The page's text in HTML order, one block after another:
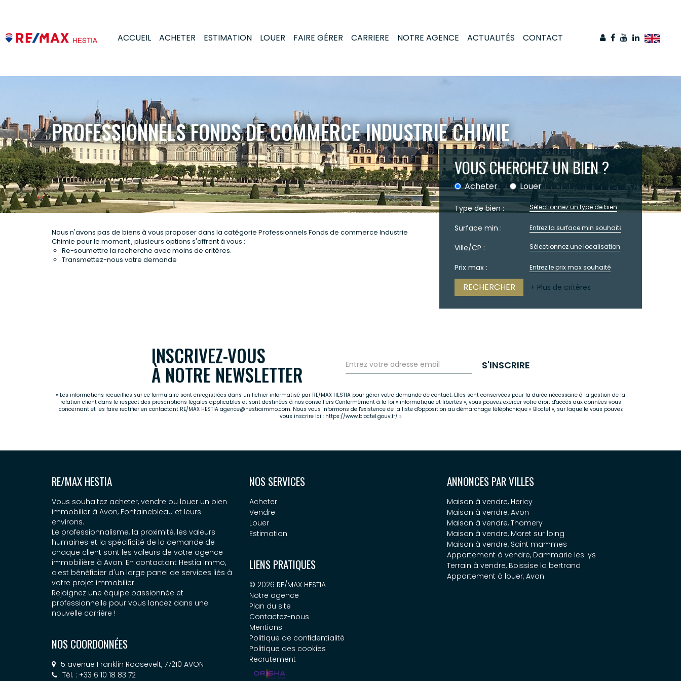
ACCUEIL ACHETER ESTIMATION LOUER FAIRE GÉRER CARRIERE NOTRE AGENCE ACTUALITÉS CONTACT
PROFESSIONNELS FONDS DE COMMERCE INDUSTRIE CHIMIE
VOUS CHERCHEZ UN BIEN ?
Acheter Louer
Type de bien : Sélectionnez un type de bien
Surface min :
Ville/CP :
Sélectionnez une localisation
Prix max :
+ Plus de critères
Nous n'avons pas de biens à vous proposer dans la catégorie Professionnels Fonds de commerce Industrie
Chimie pour le moment , plusieurs options s'offrent à vous :
Re-soumettre la recherche avec moins de critères.
Transmettez-nous votre demande
INSCRIVEZ-VOUS
À NOTRE NEWSLETTER S'INSCRIRE
« Les informations recueillies sur ce formulaire sont enregistrées dans un fichier informatisé par RE/MAX HESTIA pour gérer votre demande de contact. Elles sont conservées pour la durée nécessaire à la gestion de la
relation client dans le respect des prescriptions légales applicables et sont destinées à nos conseillers Conformément à la loi « informatique et libertés », vous pouvez exercer votre droit d'accès aux données vous
concernant et les faire rectifier en contactant RE/MAX HESTIA agence@hestiaimmo.com. Nous vous informons de l'existence de la liste d'opposition au démarchage téléphonique « Bloctel », sur laquelle vous pouvez
vous inscrire ici : https://www.bloctel.gouv.fr/ »
RE/MAX HESTIA
Vous souhaitez acheter, vendre ou louer un bien
immobilier à Avon, Fontainebleau et leurs
environs.
Le professionnalisme, la proximité, les valeurs
humaines et la spécificité de la demande de
chaque client sont les valeurs de votre agence
immobilière à Avon. En contactant Hestia Immo,
c'est bénéficier d'un large panel de services liés à
votre projet immobilier.
Rejoignez une équipe passionnée et
professionnelle pour vous lancez dans une
nouvelle carrière !
NOS COORDONNÉES
5 avenue Franklin Roosevelt, 77210 AVON
Tél. : +33 6 10 18 83 72
NOS SERVICES
Acheter
Vendre
Louer
Estimation
LIENS PRATIQUES
© 2026 RE/MAX HESTIA
Notre agence
Plan du site
Contactez-nous
Mentions
Politique de confidentialité
Politique des cookies
Recrutement
ANNONCES PAR VILLES
Maison à vendre, Hericy
Maison à vendre, Avon
Maison à vendre, Thomery
Maison à vendre, Moret sur loing
Maison à vendre, Saint mammes
Appartement à vendre, Dammarie les lys
Terrain à vendre, Boissise la bertrand
Appartement à louer, Avon